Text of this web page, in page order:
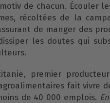
de chacun. Écouler
récoltées de la
de manger des
les doutes qui
premier
fait vivre
de 40 000 emplois.